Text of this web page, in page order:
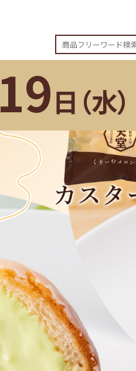
19日（水）